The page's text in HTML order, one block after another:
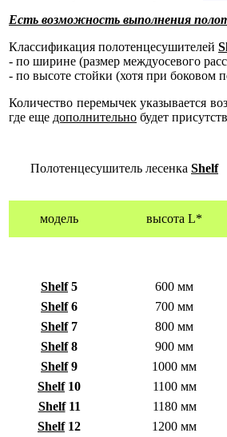
Есть возможность выполнения
Классификация полотенцесушителей
- по ширине (размер междуосевого
- по высоте стойки (хотя при боковом
Количество перемычек указывается
где еще дополнительно будет
Полотенцесушитель лесенка Shelf
модель высота L*
Shelf5 600 мм
Shelf6 700 мм
Shelf7 800 мм
Shelf8 900 мм
Shelf9 1000 мм
Shelf10 1100 мм
Shelf11 1180 мм
Shelf12 1200 мм